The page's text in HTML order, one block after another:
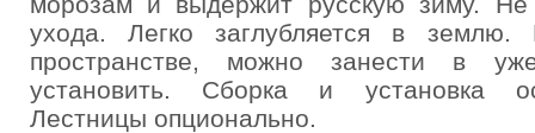
ухода. Легко заглубляется в
пространстве, можно занести в
установить. Сборка и установка
Лестницы опционально.